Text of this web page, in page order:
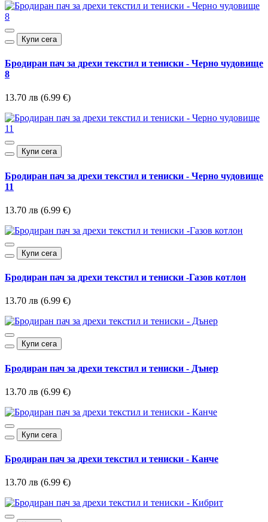
Купи сега
Бродиран пач за дрехи текстил и тениски - Черно чудовище
8
13.70 лв (6.99 €)
Купи сега
Бродиран пач за дрехи текстил и тениски - Черно чудовище
11
13.70 лв (6.99 €)
Купи сега
Бродиран пач за дрехи текстил и тениски -Газов котлон
13.70 лв (6.99 €)
Купи сега
Бродиран пач за дрехи текстил и тениски - Дънер
13.70 лв (6.99 €)
Купи сега
Бродиран пач за дрехи текстил и тениски - Канче
13.70 лв (6.99 €)